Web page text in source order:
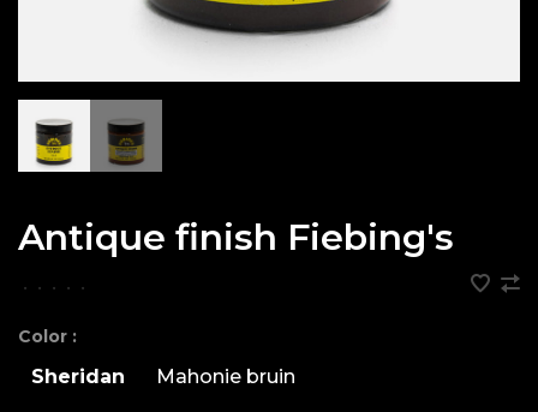
Antique finish Fiebing's
• • • • •
Color :
Sheridan Mahonie bruin